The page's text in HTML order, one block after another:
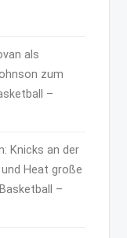
als
zum
–
Knicks an der
Heat große
–